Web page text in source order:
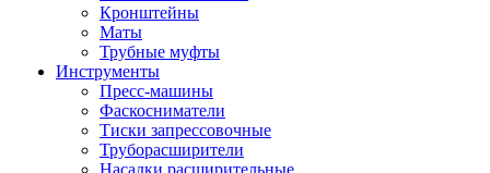
Кронштейны
Маты
Трубные муфты
Инструменты
Пресс-машины
Фаскосниматели
Тиски запрессовочные
Труборасширители
Насадки расширительные